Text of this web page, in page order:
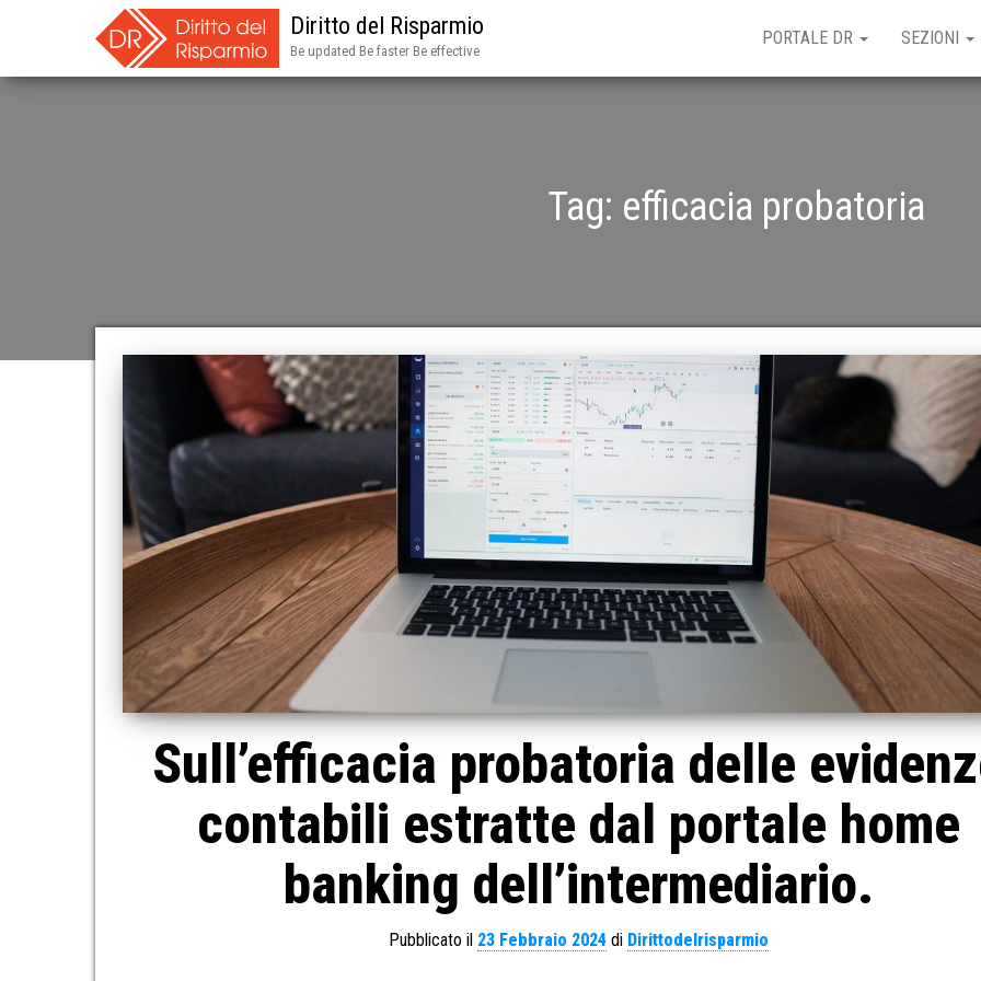
Diritto del Risparmio
Be updated Be faster Be effective
PORTALE DR SEZIONI
Tag: efficacia probatoria
Sull’efficacia probatoria delle
contabili estratte dal portale home
banking dell’intermediario.
Pubblicato il 23 Febbraio 2024di Dirittodelrisparmio